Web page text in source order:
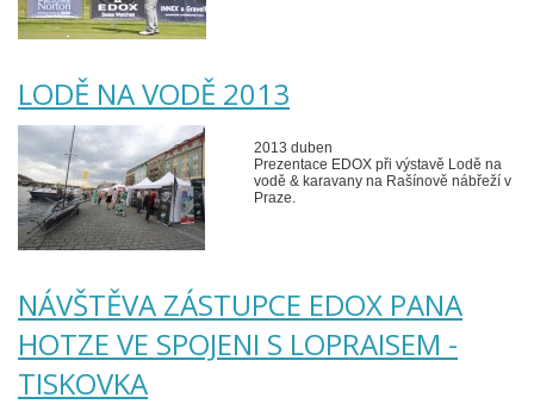
LODĚ NA VODĚ 2013
2013 duben
Prezentace EDOX při výstavě Lodě na
vodě & karavany na Rašínově nábřeží v
Praze.
NÁVŠTĚVA ZÁSTUPCE EDOX PANA
HOTZE VE SPOJENI S LOPRAISEM -
TISKOVKA